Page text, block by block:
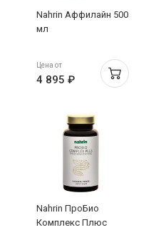
Nahrin Аффилайн 500
мл
Цена от
4 895 ₽
Nahrin ПроБио
Комплекс Плюс